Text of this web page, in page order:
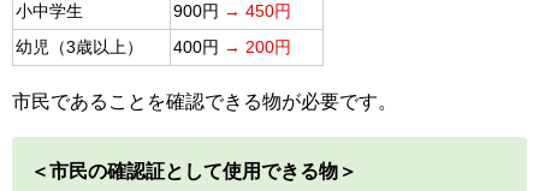
小中学生
900円 → 450円
幼児（3歳以上）
400円 → 200円
市民であることを確認できる物が必要です。
＜市民の確認証として使用できる物＞